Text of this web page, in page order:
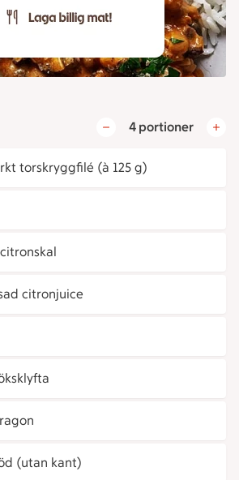
4 portioner
torskryggfilé (à 125 g)
citronjuice
(utan kant)